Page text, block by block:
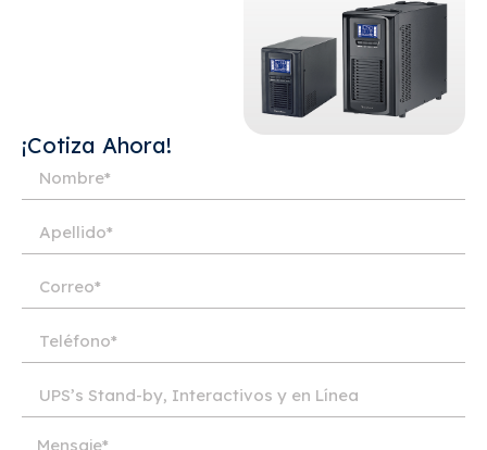
¡Cotiza Ahora!